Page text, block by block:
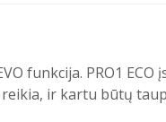
funkcija. PRO1
ir kartu būtų